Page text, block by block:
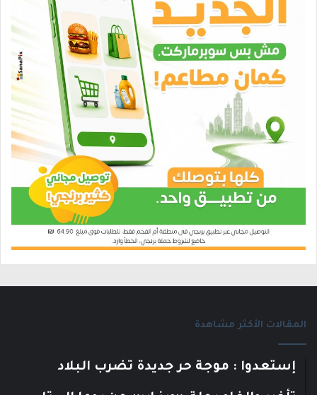
المقالات الأكثر مشاهدة
إستعدوا : موجة حر جديدة تضرب البلاد